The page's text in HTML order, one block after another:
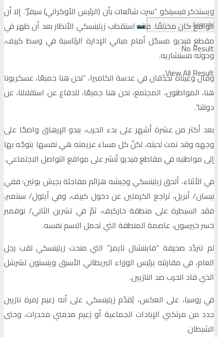
No Result
View All Result
ويستذكر فيسينكو “سرت شائعات بأن (الرئيس الأوكراني) سيفرّ”. إلا أن
الواقع كان مختلفًا. فقد استقطب زيلينسكي الأنظار بعد أن ظهر في
مقطع فيديو مسجّل أمام مباني الإدارة الرئاسية في وسط كييف،
وحوله مستشاريه.
وقال وعيناه تحدّقان في عدسة الكاميرا، “نحن هنا جميعًا، عسكريونا
هنا، المواطنون، المجتمع، نحن هنا جميعًا، للدفاع عن استقلالنا، عن
دولتنا”.
بعد أكثر من عشرة أشهر على بدء الحرب، يبدو الإرهاق واضحًا على
وجهه وقد نمت لحيته، لكنّ كل مساء عزيمته هي نفسها يتوجّه بها
إلى مواطنيه في مقاطع فيديو تُنشر على مواقع التواصل الاجتماعي.
في الأثناء، ألحق زيلينسكي وجيشه هزائم مفاجئة بجيش بوتين: ففي
نيسان/ أبريل، تراجع الكرملين عن دخول كييف، وفي أيلول/ سبتمبر،
فقد السيطرة على منطقة خاركيف، ثمّ في تشرين الثاني/ نوفمبر
خسر خيرسون، عاصمة المنطقة التي تحمل الاسم نفسه.
لم تتردّد صحيفة “فايننشال تايمز” التي منحت زيلينسكي لقب رجل
العام، في مقارنته برئيس الوزراء البريطاني الأسبق وينستون تشرشل
الذي قاد الحرب ضد النازيين.
في روسيا، على العكس، يُقدّم زيلينسكي على أنه زعيم زمرة نازيين
جدد من مرتكبي الإبادات الجماعية أو زعيم مدمني مخدرات، وحتى
الشيطان.